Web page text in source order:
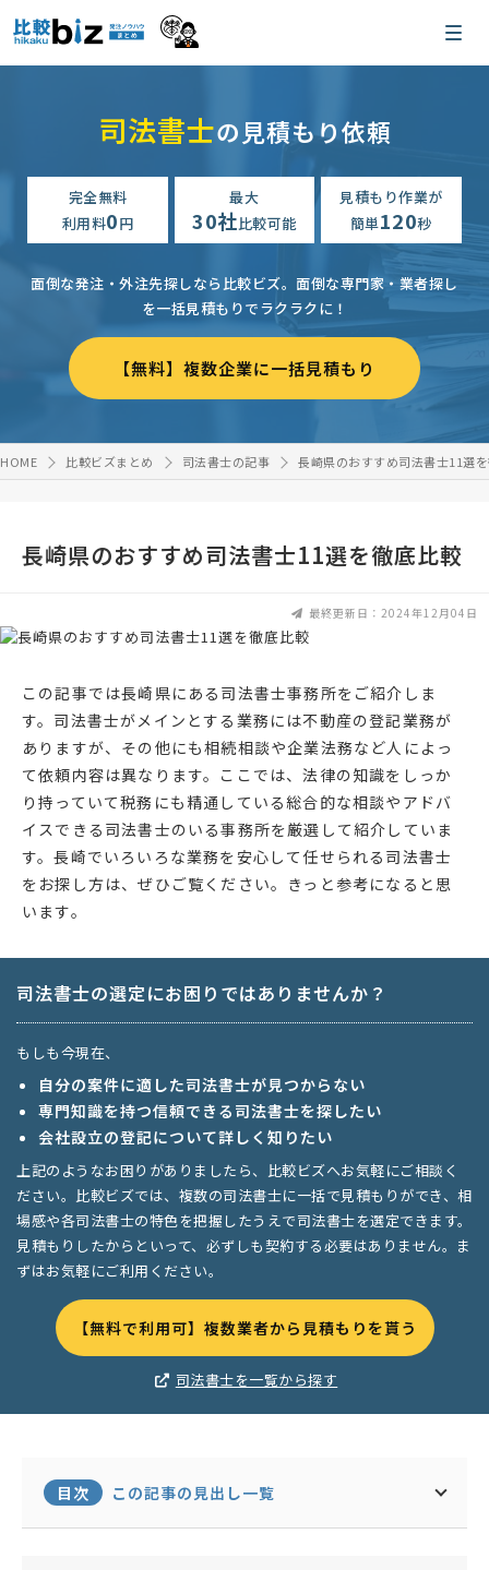
司法書士の見積もり依頼
完全無料
利用料0円
最大
30社比較可能
見積もり作業が
簡単120秒
面倒な発注・外注先探しなら比較ビズ。 面倒な専門家・業者探し
を一括見積もりでラクラクに！
【無料】複数企業に一括見積もり
HOME 比較ビズまとめ 司法書士の記事 長崎県のおすすめ司法書士11選
長崎県のおすすめ司法書士11選を徹底比較
最終更新日：2024年12月04日
この記事では長崎県にある司法書士事務所をご紹介しま
す。司法書士がメインとする業務には不動産の登記業務が
ありますが、その他にも相続相談や企業法務など人によっ
て依頼内容は異なります。ここでは、法律の知識をしっか
り持っていて税務にも精通している総合的な相談やアドバ
イスできる司法書士のいる事務所を厳選して紹介していま
す。長崎でいろいろな業務を安心して任せられる司法書士
をお探し方は、ぜひご覧ください。きっと参考になると思
います。
司法書士の選定にお困りではありませんか？
もしも今現在、
自分の案件に適した司法書士が見つからない
専門知識を持つ信頼できる司法書士を探したい
会社設立の登記について詳しく知りたい
上記のようなお困りがありましたら、比較ビズへお気軽にご相談く
ださい。比較ビズでは、複数の司法書士に一括で見積もりができ、相
場感や各司法書士の特色を把握したうえで司法書士を選定できます。
見積もりしたからといって、必ずしも契約する必要はありません。ま
ずはお気軽にご利用ください。
【無料で利用可】複数業者から見積もりを貰う
司法書士を一覧から探す
目次 この記事の見出し一覧